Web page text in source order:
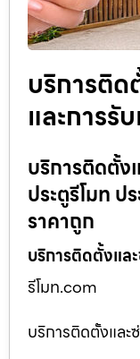
บริการติด
และการรั
บริการติดตั้ง
ประตูรีโมท
ราคาถูก
บริการติดตั้งแล
รีโมท.com
บริการติดตั้งและ